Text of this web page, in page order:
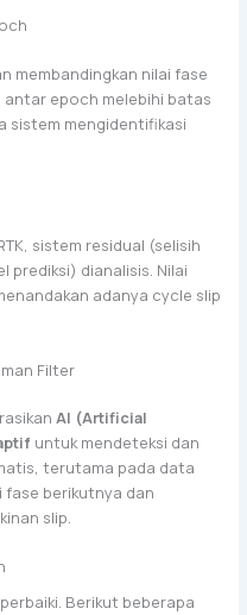
membandingkan nilai fase
epoch melebihi batas
sistem mengidentifikasi
sistem residual (selisih
prediksi) dianalisis. Nilai
adanya cycle slip
Filter
AI (Artificial
untuk mendeteksi dan
terutama pada data
fase berikutnya dan
slip.
Berikut beberapa